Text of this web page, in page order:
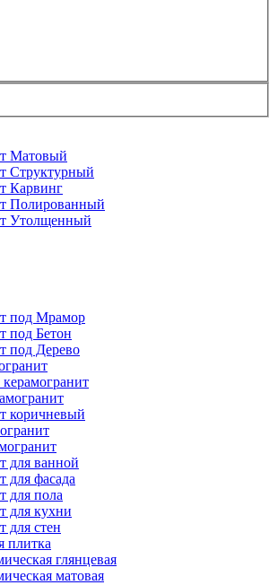
Матовый
Структурный
Карвинг
Полированный
Утолщенный
под Мрамор
под Бетон
под Дерево
коричневый
для ванной
для фасада
для пола
для кухни
для стен
плитка
глянцевая
матовая